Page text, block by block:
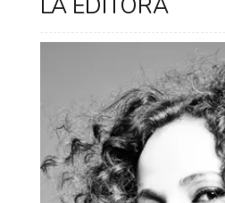
LA EDITORA